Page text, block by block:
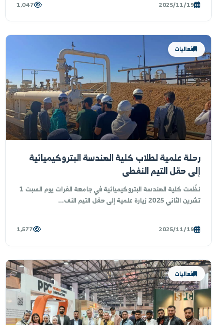
فعاليات
الهندسة البتروكيميائية تنفذ رحلة علمية إلى
تصفية المياه في بلدة عياش
كلية الهندسة البتروكيميائية رحلة علمية ميدانية إلى محطة
لتصفية المياه ومؤسسة مياه دير الزور بإشراف ا...
2025/11/19
1,047
فعاليات